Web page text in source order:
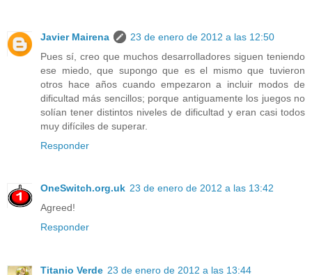
Javier Mairena
23 de enero de 2012 a las 12:50
Pues sí, creo que muchos desarrolladores siguen teniendo
ese miedo, que supongo que es el mismo que tuvieron
otros hace años cuando empezaron a incluir modos de
dificultad más sencillos; porque antiguamente los juegos no
solían tener distintos niveles de dificultad y eran casi todos
muy difíciles de superar.
Responder
OneSwitch.org.uk 23 de enero de 2012 a las 13:42
Agreed!
Responder
Titanio Verde 23 de enero de 2012 a las 13:44